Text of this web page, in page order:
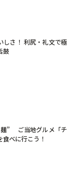
しさ！ 利尻・礼文で極
鼓
麺” ご当地グルメ「チ
食べに行こう！